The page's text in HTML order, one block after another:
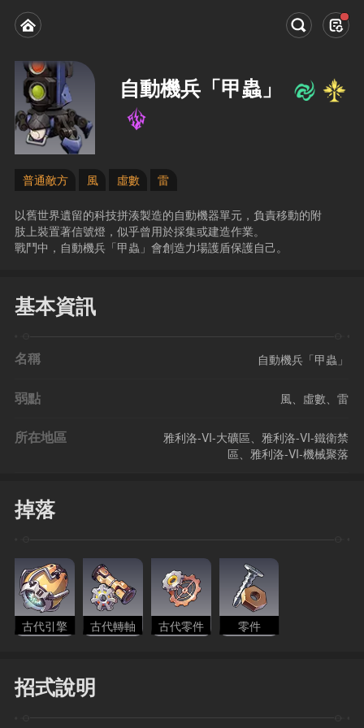
自動機兵「甲蟲」
普通敵方 風 虛數 雷
以舊世界遺留的科技拼湊製造的自動機器單元，負責移動的附
肢上裝置著信號燈，似乎曾用於採集或建造作業。
戰鬥中，自動機兵「甲蟲」會創造力場護盾保護自己。
基本資訊
名稱 自動機兵「甲蟲」
弱點 風、虛數、雷
所在地區
雅利洛-VI-大礦區、雅利洛-VI-鐵衛禁
區、雅利洛-VI-機械聚落
掉落
古代引擎 古代轉軸 古代零件 零件
招式說明